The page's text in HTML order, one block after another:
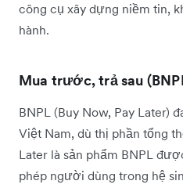
công cụ xây dựng niềm tin,
hành.
Mua trước, trả sau
BNPL (Buy Now, Pay Later)
Việt Nam, dù thị phần tổng
Later là sản phẩm BNPL
phép người dùng trong hệ